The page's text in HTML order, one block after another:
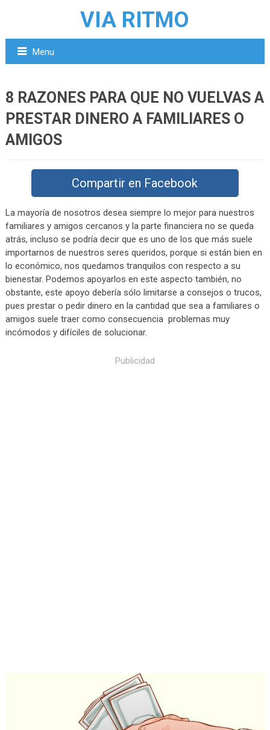
VIA RITMO
Menu
8 RAZONES PARA QUE NO VUELVAS A
PRESTAR DINERO A FAMILIARES O
AMIGOS
Compartir en Facebook
La mayoría de nosotros desea siempre lo mejor para nuestros
familiares y amigos cercanos y la parte financiera no se queda
atrás, incluso se podría decir que es uno de los que más suele
importarnos de nuestros seres queridos, porque si están bien en
lo económico, nos quedamos tranquilos con respecto a su
bienestar. Podemos apoyarlos en este aspecto también, no
obstante, este apoyo debería sólo limitarse a consejos o trucos,
pues prestar o pedir dinero en la cantidad que sea a familiares o
amigos suele traer como consecuencia problemas muy
incómodos y difíciles de solucionar.
Publicidad